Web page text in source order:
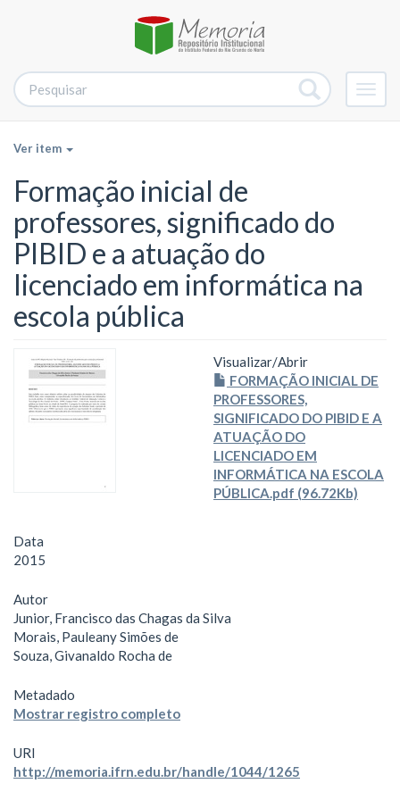
Ver item
Formação inicial de
professores, significado do
PIBID e a atuação do
licenciado em informática na
escola pública
Visualizar/Abrir
FORMAÇÃO INICIAL DE
PROFESSORES,
SIGNIFICADO DO PIBID E A
ATUAÇÃO DO
LICENCIADO EM
INFORMÁTICA NA ESCOLA
PÚBLICA.pdf (96.72Kb)
Data
2015
Autor
Junior, Francisco das Chagas da Silva
Morais, Pauleany Simões de
Souza, Givanaldo Rocha de
Metadado
Mostrar registro completo
URI
http://memoria.ifrn.edu.br/handle/1044/1265